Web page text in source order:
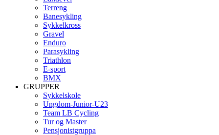
Terreng
Banesykling
Sykkelkross
Gravel
Enduro
Parasykling
Triathlon
E-sport
BMX
GRUPPER
Sykkelskole
Ungdom-Junior-U23
Team LB Cycling
Tur og Master
Pensjonistgruppa